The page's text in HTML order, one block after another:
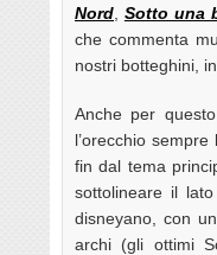
Nord Sotto una
che commenta
nostri botteghini,
Anche per
l’orecchio
fin dal tema
sottolineare il
disneyano, con
archi (gli ottimi